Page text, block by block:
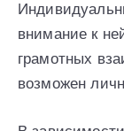
внимание к
грамотных
возможен